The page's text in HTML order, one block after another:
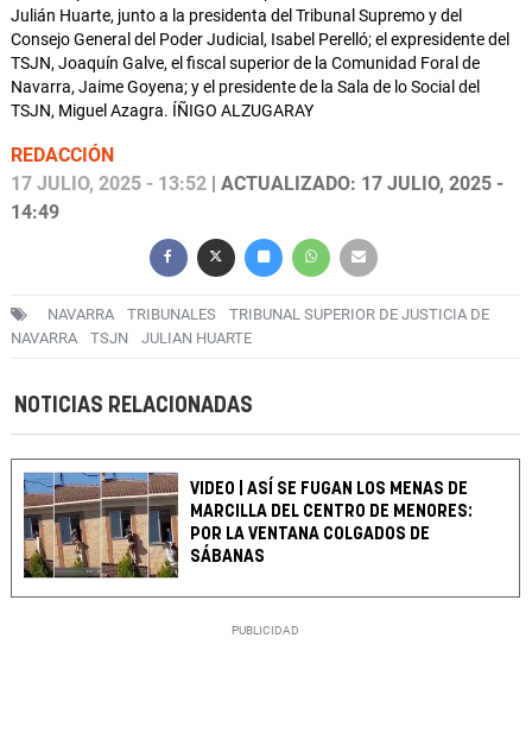
Julián Huarte, junto a la presidenta del Tribunal Supremo y del
Consejo General del Poder Judicial, Isabel Perelló; el expresidente del
TSJN, Joaquín Galve, el fiscal superior de la Comunidad Foral de
Navarra, Jaime Goyena; y el presidente de la Sala de lo Social del
TSJN, Miguel Azagra. ÍÑIGO ALZUGARAY
REDACCIÓN
17 JULIO, 2025 - 13:52 | ACTUALIZADO: 17 JULIO, 2025 -
14:49
NAVARRA TRIBUNALES
TRIBUNAL SUPERIOR DE JUSTICIA DE
NAVARRA
TSJN JULIAN HUARTE
NOTICIAS RELACIONADAS
VIDEO | ASÍ SE FUGAN LOS MENAS DE
MARCILLA DEL CENTRO DE MENORES:
POR LA VENTANA COLGADOS DE
SÁBANAS